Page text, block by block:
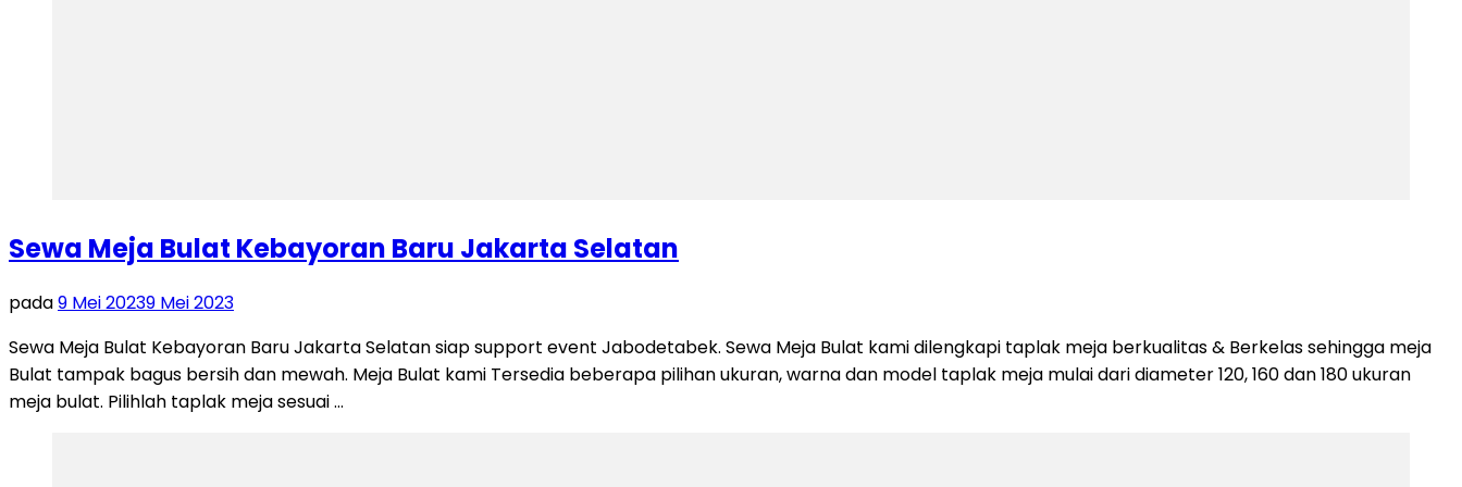
Sewa Meja Bulat Kebayoran Baru Jakarta Selatan
pada9 Mei 20239 Mei 2023
Sewa Meja Bulat Kebayoran Baru Jakarta Selatan siap support event Jabodetabek. Sewa Meja Bulat kami dilengkapi taplak meja berkualitas & Berkelas sehingga meja
Bulat tampak bagus bersih dan mewah. Meja Bulat kami Tersedia beberapa pilihan ukuran, warna dan model taplak meja mulai dari diameter 120, 160 dan 180 ukuran
meja bulat. Pilihlah taplak meja sesuai …